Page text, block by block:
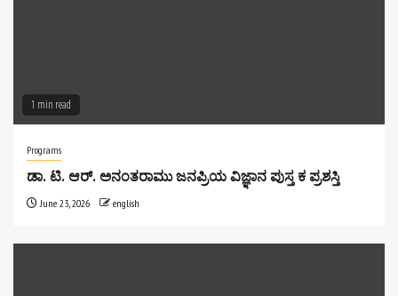
1 min read
Programs
ಡಾ. ಟಿ. ಆರ್. ಅನಂತರಾಮು ಜನಪ್ರಿಯ ವಿಜ್ಞಾನ ಪುಸ್ತ ಕ ಪ್ರಶಸ್ತಿ
June 23, 2026 english